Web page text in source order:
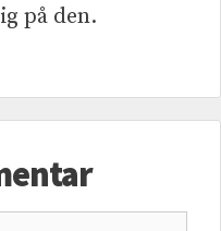
på den.